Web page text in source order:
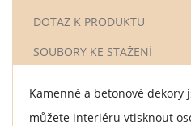
DOTAZ K PRODUKTU
SOUBORY KE STAŽENÍ
Kamenné a betonové dekory
můžete interiéru vtisknout